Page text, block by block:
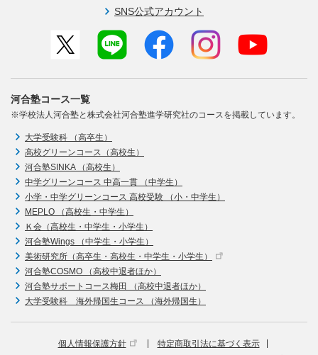
SNS公式アカウント
河合塾コース一覧
※学校法人河合塾と株式会社河合塾進学研究社のコースを掲載しています。
大学受験科 （高卒生）
高校グリーンコース（高校生）
河合塾SINKA （高校生）
中学グリーンコース 中高一貫 （中学生）
小学・中学グリーンコース 高校受験 （小・中学生）
MEPLO （高校生・中学生）
Ｋ会（高校生・中学生・小学生）
河合塾Wings （中学生・小学生）
美術研究所（高卒生・高校生・中学生・小学生）
河合塾COSMO （高校中退者ほか）
河合塾サポートコース梅田 （高校中退者ほか）
大学受験科 海外帰国生コース （海外帰国生）
個人情報保護方針
特定商取引法に基づく表示